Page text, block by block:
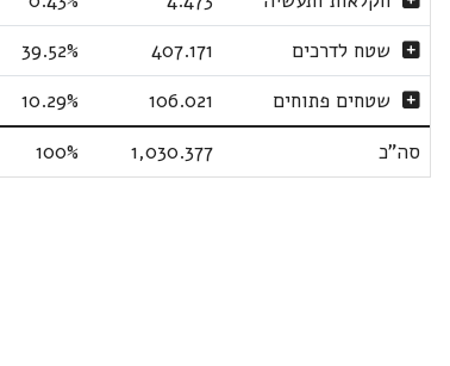
שטח לדרכים
407.171
39.52%
שטחים פתוחים
106.021
10.29%
סה"כ
1,030.377
100%